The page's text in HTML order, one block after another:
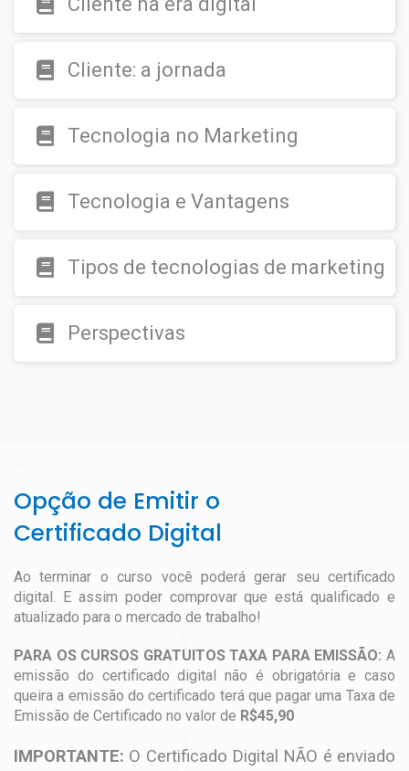
Cliente: a jornada
Tecnologia no Marketing
Tecnologia e Vantagens
Tipos de tecnologias de marketing
Perspectivas
Opção de Emitir o
Certificado Digital
Ao terminar o curso você poderá gerar seu certificado
digital. E assim poder comprovar que está qualificado e
atualizado para o mercado de trabalho!
PARA OS CURSOS GRATUITOS TAXA PARA EMISSÃO: A
emissão do certificado digital não é obrigatória e caso
queira a emissão do certificado terá que pagar uma Taxa de
Emissão de Certificado no valor de R$45,90
IMPORTANTE: O Certificado Digital NÃO é enviado